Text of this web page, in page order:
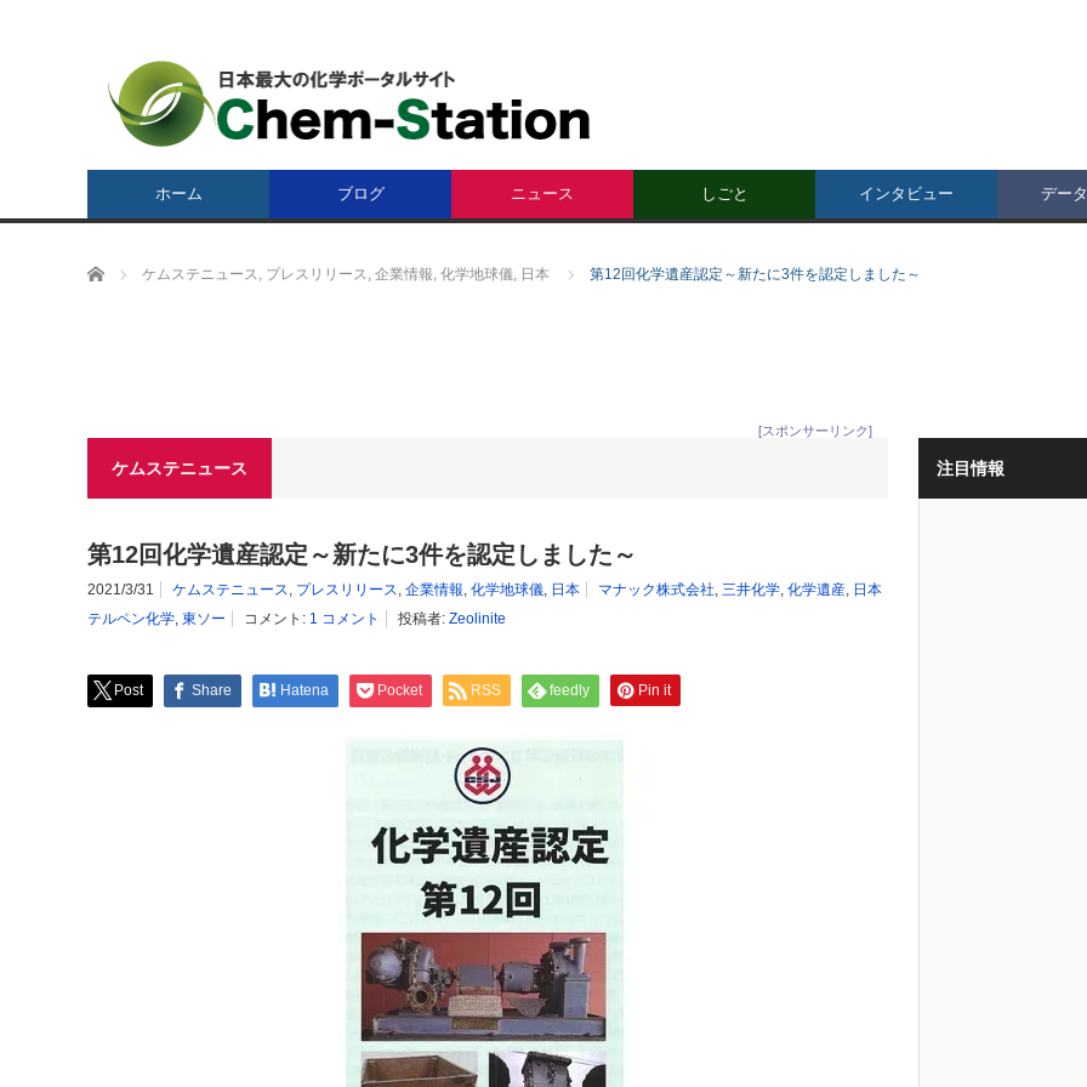
ホーム ブログ ニュース しごと インタビュー デー
ホーム ケムステニュース, プレスリリース, 企業情報, 化学地球儀, 日本 第12回化学遺産認定～新たに3件を認定しました～
[スポンサーリンク]
ケムステニュース
第12回化学遺産認定～新たに3件を認定しました～
2021/3/31 ケムステニュース, プレスリリース, 企業情報, 化学地球儀, 日本 マナック株式会社, 三井化学, 化学遺産, 日本
テルペン化学, 東ソー コメント: 1 コメント 投稿者: Zeolinite
Post Share Hatena Pocket RSS feedly Pin it
注目情報